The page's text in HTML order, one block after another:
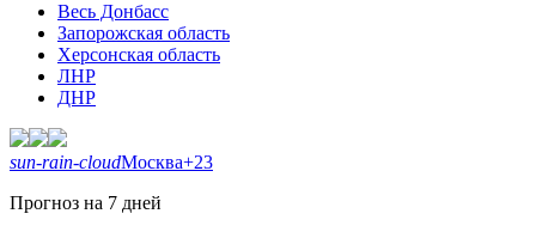
Весь Донбасс
Запорожская область
Херсонская область
ЛНР
ДНР
sun-rain-cloudМосква+23
Прогноз на 7 дней